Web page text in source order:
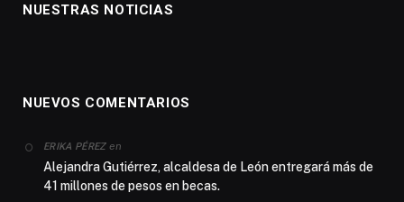
NUESTRAS NOTICIAS
NUEVOS COMENTARIOS
ERIKA PÉREZen
Alejandra Gutiérrez, alcaldesa de León entregará más de
41 millones de pesos en becas.